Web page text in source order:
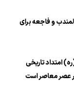
و فاجعه برای
امتداد تاریخی
عصر معاصر است